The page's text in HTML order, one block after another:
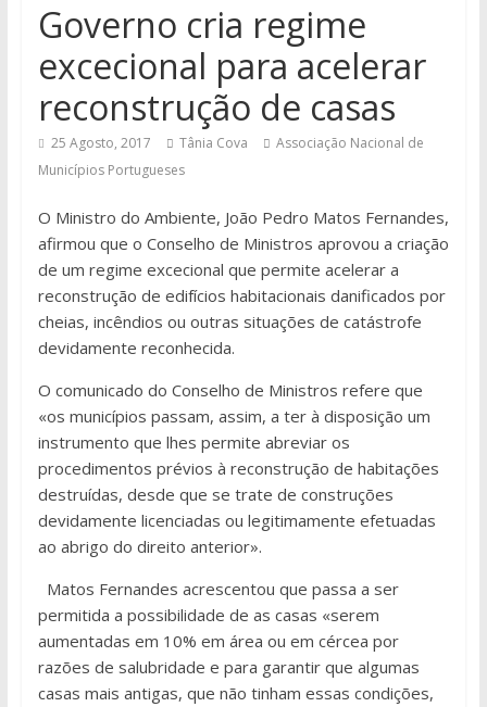
Governo cria regime
excecional para acelerar
reconstrução de casas
25 Agosto, 2017 Tânia Cova
Associação Nacional de
Municípios Portugueses
O Ministro do Ambiente, João Pedro Matos Fernandes,
afirmou que o Conselho de Ministros aprovou a criação
de um regime excecional que permite acelerar a
reconstrução de edifícios habitacionais danificados por
cheias, incêndios ou outras situações de catástrofe
devidamente reconhecida.
O comunicado do Conselho de Ministros refere que
«os municípios passam, assim, a ter à disposição um
instrumento que lhes permite abreviar os
procedimentos prévios à reconstrução de habitações
destruídas, desde que se trate de construções
devidamente licenciadas ou legitimamente efetuadas
ao abrigo do direito anterior».
Matos Fernandes acrescentou que passa a ser
permitida a possibilidade de as casas «serem
aumentadas em 10% em área ou em cércea por
razões de salubridade e para garantir que algumas
casas mais antigas, que não tinham essas condições,